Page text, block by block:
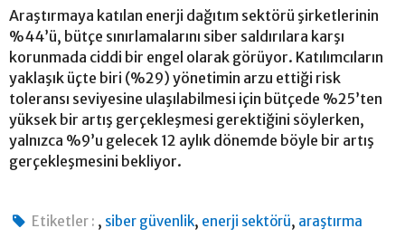
Araştırmaya katılan enerji dağıtım sektörü şirketlerinin
%44’ü, bütçe sınırlamalarını siber saldırılara karşı
korunmada ciddi bir engel olarak görüyor. Katılımcıların
yaklaşık üçte biri (%29) yönetimin arzu ettiği risk
toleransı seviyesine ulaşılabilmesi için bütçede %25’ten
yüksek bir artış gerçekleşmesi gerektiğini söylerken,
yalnızca %9’u gelecek 12 aylık dönemde böyle bir artış
gerçekleşmesini bekliyor.
Etiketler : , siber güvenlik, enerji sektörü, araştırma